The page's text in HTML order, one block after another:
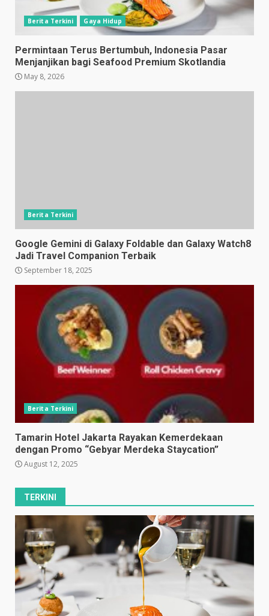
Berita Terkini Gaya Hidup
Permintaan Terus Bertumbuh, Indonesia Pasar
Menjanjikan bagi Seafood Premium Skotlandia
May 8, 2026
Berita Terkini
Google Gemini di Galaxy Foldable dan Galaxy Watch8
Jadi Travel Companion Terbaik
September 18, 2025
Berita Terkini
Tamarin Hotel Jakarta Rayakan Kemerdekaan
dengan Promo “Gebyar Merdeka Staycation”
August 12, 2025
TERKINI